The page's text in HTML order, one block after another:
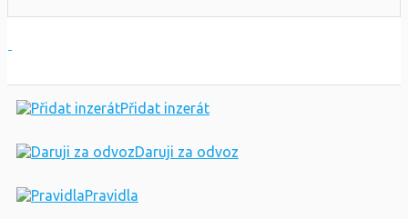
Přidat inzerát
Daruji za odvoz
Pravidla